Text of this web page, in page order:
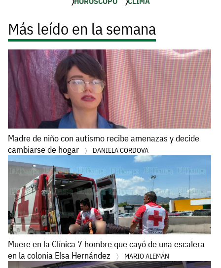
Más leído en la semana
Madre de niño con autismo recibe amenazas y decide
cambiarse de hogar
DANIELA CORDOVA
Muere en la Clínica 7 hombre que cayó de una escalera
en la colonia Elsa Hernández
MARIO ALEMÁN